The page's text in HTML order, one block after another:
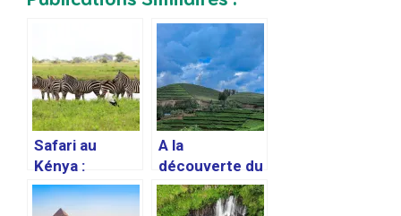
Safari au
Kénya :
comment le
préparer et ce
A la
découverte du
Rwanda, le
« pays aux